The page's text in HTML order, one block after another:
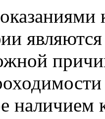
наличием